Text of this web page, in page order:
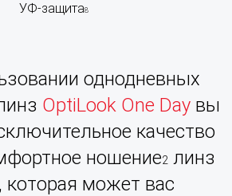
УФ-защита8
однодневных
OptiLook One Dayвы
качество
ношение2линз
которая может вас